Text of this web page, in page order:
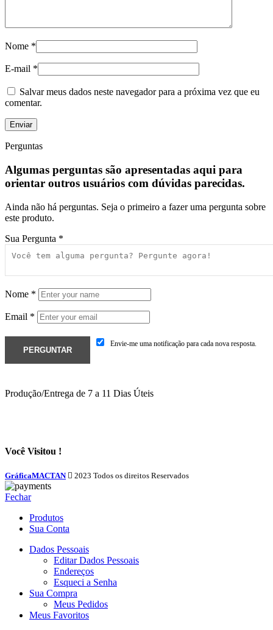
Nome *
E-mail *
Salvar meus dados neste navegador para a próxima vez que eu
comentar.
Perguntas
Algumas perguntas são apresentadas aqui para
orientar outros usuários com dúvidas parecidas.
Ainda não há perguntas. Seja o primeiro a fazer uma pergunta sobre
este produto.
Sua Pergunta *
Nome *
Email *
Envie-me uma notificação para cada nova resposta.
Produção/Entrega de 7 a 11 Dias Úteis
Você Visitou !
GráficaMACTAN 2023 Todos os direitos Reservados
Fechar
Produtos
Sua Conta
Dados Pessoais
Editar Dados Pessoais
Endereços
Esqueci a Senha
Sua Compra
Meus Pedidos
Meus Favoritos